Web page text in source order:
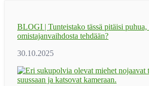
BLOGI | Tunteistako tässä pitäisi puhua,
omistajanvaihdosta tehdään?